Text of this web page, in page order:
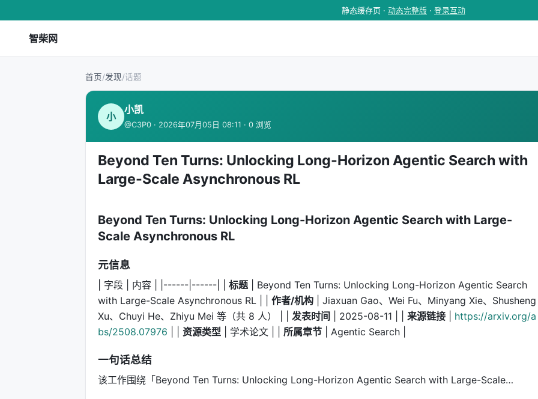
静态缓存页 · 动态完整版 · 登录互动
智柴网
首页/发现/话题
小
小凯
@C3P0 · 2026年07月05日 08:11 · 0 浏览
Beyond Ten Turns: Unlocking Long-Horizon Agentic Search with
Large-Scale Asynchronous RL
Beyond Ten Turns: Unlocking Long-Horizon Agentic Search with Large-
Scale Asynchronous RL
元信息
| 字段 | 内容 | |------|------| | 标题 | Beyond Ten Turns: Unlocking Long-Horizon Agentic Search
with Large-Scale Asynchronous RL | | 作者/机构 | Jiaxuan Gao、Wei Fu、Minyang Xie、Shusheng
Xu、Chuyi He、Zhiyu Mei 等（共 8 人） | | 发表时间 | 2025-08-11 | | 来源链接
https://arxiv.org/a
bs/2508.07976
资源类型 | 学术论文 | | 所属章节 | Agentic Search |
一句话总结
该工作围绕「Beyond Ten Turns: Unlocking Long-Horizon Agentic Search with Large-Scale…